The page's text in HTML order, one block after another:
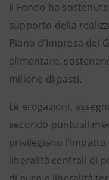
Il Fondo ha
supporto della
Piano d’Impresa del
alimentare,
milione di pasti.
Le erogazioni,
secondo puntuali
privilegiano
liberalità centrali di